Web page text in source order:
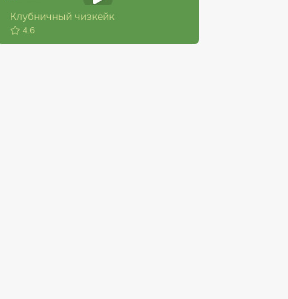
Клубничный чизкейк
4.6